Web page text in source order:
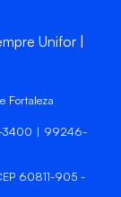
Unifor
Fortaleza
3400 | 99246-
60811-905 -